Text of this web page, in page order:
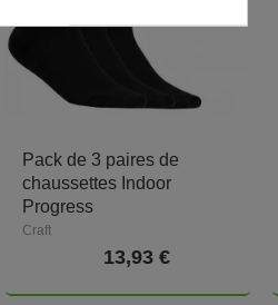
Pack de 3 paires de
chaussettes Indoor
Progress
Craft
13,93 €